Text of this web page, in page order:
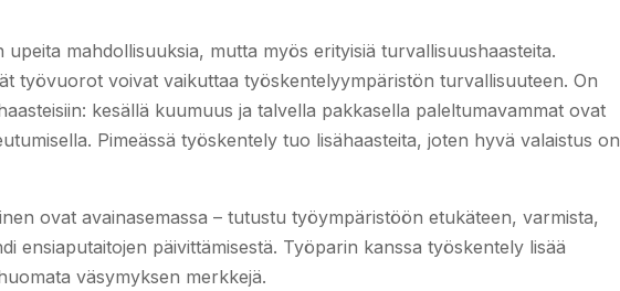
mahdollisuuksia, mutta myös erityisiä turvallisuushaasteita.
työvuorot voivat vaikuttaa työskentelyympäristön turvallisuuteen. On
kesällä kuumuus ja talvella pakkasella paleltumavammat ovat
Pimeässä työskentely tuo lisähaasteita, joten hyvä valaistus on
ovat avainasemassa – tutustu työympäristöön etukäteen, varmista,
ensiaputaitojen päivittämisestä. Työparin kanssa työskentely lisää
väsymyksen merkkejä.